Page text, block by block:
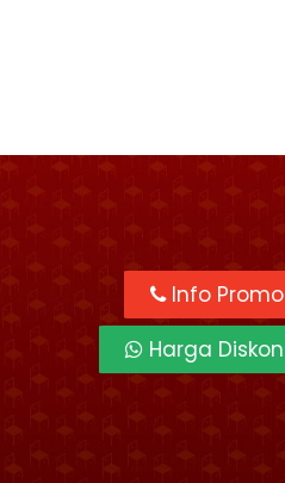
Info Promo
Harga Diskon